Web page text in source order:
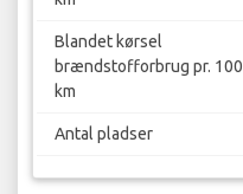
Blandet kørsel
brændstofforbrug pr. 100
km
Antal pladser